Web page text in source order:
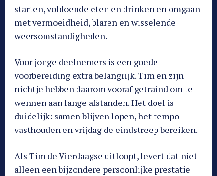
starten, voldoende eten en drinken en omgaan
met vermoeidheid, blaren en wisselende
weersomstandigheden.
Voor jonge deelnemers is een goede
voorbereiding extra belangrijk. Tim en zijn
nichtje hebben daarom vooraf getraind om te
wennen aan lange afstanden. Het doel is
duidelijk: samen blijven lopen, het tempo
vasthouden en vrijdag de eindstreep bereiken.
Als Tim de Vierdaagse uitloopt, levert dat niet
alleen een bijzondere persoonlijke prestatie